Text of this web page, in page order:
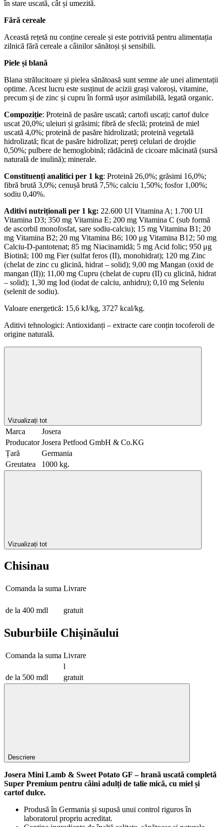
în stare uscată, cât și umezită.
Fără cereale
Această rețetă nu conține cereale și este potrivită pentru alimentația
zilnică fără cereale a câinilor sănătoși și sensibili.
Piele și blană
Blana strălucitoare și pielea sănătoasă sunt semne ale unei alimentații
optime. Acest lucru este susținut de acizii grași valoroși, vitamine,
precum și de zinc și cupru în formă ușor asimilabilă, legată organic.
Compoziție: Proteină de pasăre uscată; cartofi uscați; cartof dulce
uscat 20,0%; uleiuri și grăsimi; fibră de sfeclă; proteină de miel
uscată 4,0%; proteină de pasăre hidrolizată; proteină vegetală
hidrolizată; ficat de pasăre hidrolizat; pereți celulari de drojdie
0,50%; pulbere de hemoglobină; rădăcină de cicoare măcinată (sursă
naturală de inulină); minerale.
Constituenți analitici per 1 kg: Proteină 26,0%; grăsimi 16,0%;
fibră brută 3,0%; cenușă brută 7,5%; calciu 1,50%; fosfor 1,00%;
sodiu 0,40%.
Aditivi nutriționali per 1 kg: 22.600 UI Vitamina A; 1.700 UI
Vitamina D3; 350 mg Vitamina E; 200 mg Vitamina C (sub formă
de ascorbil monofosfat, sare sodiu-calciu); 15 mg Vitamina B1; 20
mg Vitamina B2; 20 mg Vitamina B6; 100 μg Vitamina B12; 50 mg
Calciu-D-pantotenat; 85 mg Niacinamidă; 5 mg Acid folic; 950 μg
Biotină; 100 mg Fier (sulfat feros (II), monohidrat); 120 mg Zinc
(chelat de zinc cu glicină, hidrat – solid); 9,00 mg Mangan (oxid de
mangan (II)); 11,00 mg Cupru (chelat de cupru (II) cu glicină, hidrat
– solid); 1,30 mg Iod (iodat de calciu, anhidru); 0,10 mg Seleniu
(selenit de sodiu).
Valoare energetică: 15,6 kJ/kg, 3727 kcal/kg.
Aditivi tehnologici: Antioxidanți – extracte care conțin tocoferoli de
origine naturală.
Vizualizați tot
Marca
Josera
Producator Josera Petfood GmbH & Co.KG
Țară
Germania
Greutatea
1000 kg.
Vizualizați tot
Chisinau
Comanda la suma Livrare
de la 400 mdl gratuit
Suburbiile Chișinăului
Comanda la suma Livrare
l
de la 500 mdl
gratuit
Descriere
Josera Mini Lamb & Sweet Potato GF – hrană uscată completă
Super Premium pentru câini adulți de talie mică, cu miel și
cartof dulce.
Produsă în Germania și supusă unui control riguros în
laboratorul propriu acreditat.